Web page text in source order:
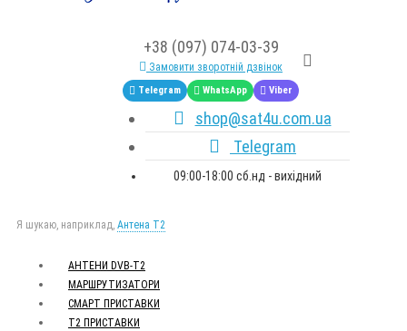
+38 (097) 074-03-39
Замовити зворотній дзвінок
Telegram WhatsApp Viber
shop@sat4u.com.ua
Telegram
09:00-18:00 сб.нд - вихідний
Я шукаю, наприклад, Антена Т2
АНТЕНИ DVB-Т2
МАРШРУТИЗАТОРИ
СМАРТ ПРИСТАВКИ
Т2 ПРИСТАВКИ